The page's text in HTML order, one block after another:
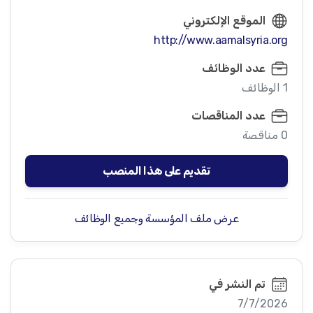
الموقع الإلكتروني
http://www.aamalsyria.org
عدد الوظائف
1 الوظائف
عدد المناقصات
0 مناقصة
تقديم على هذا المنصب
عرض ملف المؤسسة وجميع الوظائف
تم النشر في
7/7/2026